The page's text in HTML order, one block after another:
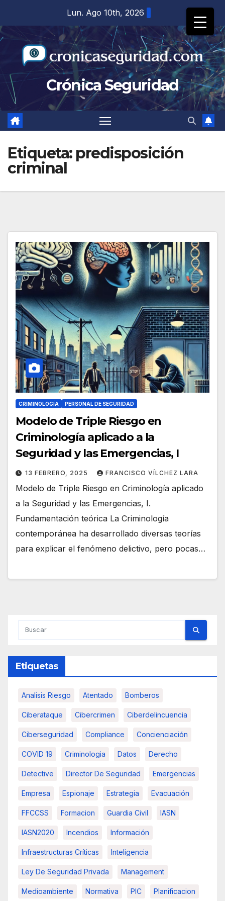
contenido
Lun. Ago 10th, 2026
Crónica Seguridad
Etiqueta: predisposición
criminal
CRIMINOLOGÍA PERSONAL DE SEGURIDAD
Modelo de Triple Riesgo en
Criminología aplicado a la
Seguridad y las Emergencias, I
13 FEBRERO, 2025 FRANCISCO VÍLCHEZ LARA
Modelo de Triple Riesgo en Criminología aplicado
a la Seguridad y las Emergencias, I.
Fundamentación teórica La Criminología
contemporánea ha desarrollado diversas teorías
para explicar el fenómeno delictivo, pero pocas…
Etiquetas
Analisis Riesgo Atentado Bomberos
Ciberataque Cibercrimen Ciberdelincuencia
Ciberseguridad Compliance Concienciación
COVID 19 Criminologia Datos Derecho
Detective Director De Seguridad Emergencias
Empresa Espionaje Estrategia Evacuación
FFCCSS Formacion Guardia Civil IASN
IASN2020 Incendios Información
Infraestructuras Críticas Inteligencia
Ley De Seguridad Privada Management
Medioambiente Normativa PIC Planificacion